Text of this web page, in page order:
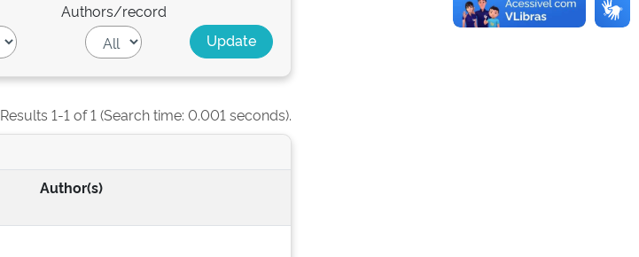
Authors/record
Results 1-1 of 1 (Search time: 0.001 seconds).
Author(s)